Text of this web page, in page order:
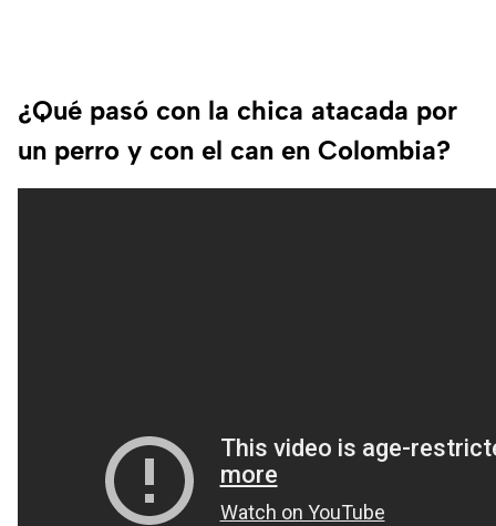
¿Qué pasó con la chica atacada por
un perro y con el can en Colombia?